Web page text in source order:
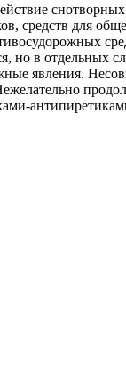
средств для
но в отдельных
явления.